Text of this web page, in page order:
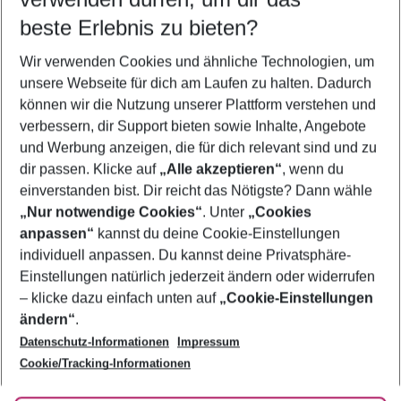
5-8 Nächte
2 Erwachsene Keine Kinder
Mehr Filter anzeigen
Footer
Footer navigation
Über uns
AGB
Bestpreisgarantie
Cookie-Einstellungen ändern
Cookie-Richtlinie
Agenturbetreuung
Barrierefreies Reisen
Folge uns
beste Erlebnis zu bieten?
Wir verwenden Cookies und ähnliche Technologien, um
unsere Webseite für dich am Laufen zu halten. Dadurch
können wir die Nutzung unserer Plattform verstehen und
verbessern, dir Support bieten sowie Inhalte, Angebote
und Werbung anzeigen, die für dich relevant sind und zu
dir passen. Klicke auf „Alle akzeptieren“, wenn du
einverstanden bist. Dir reicht das Nötigste? Dann wähle
„Nur notwendige Cookies“. Unter „Cookies
anpassen“ kannst du deine Cookie-Einstellungen
individuell anpassen. Du kannst deine Privatsphäre-
Einstellungen natürlich jederzeit ändern oder widerrufen
– klicke dazu einfach unten auf „Cookie-Einstellungen
ändern“.
Datenschutz-Informationen
Impressum
Cookie/Tracking-Informationen